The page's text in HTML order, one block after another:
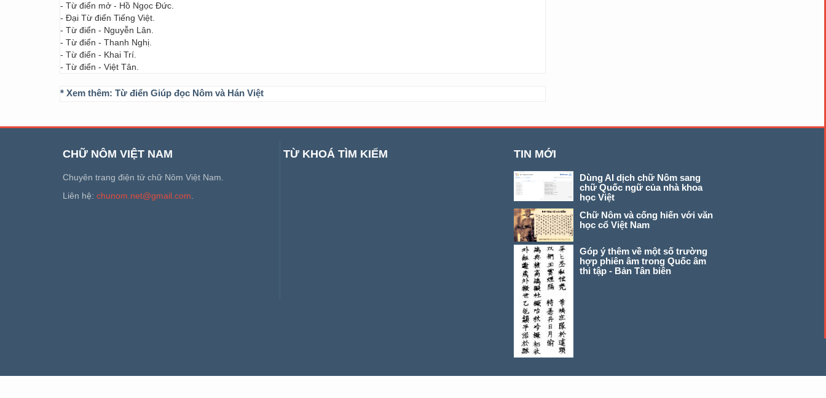
- Từ điển mở - Hồ Ngọc Đức.
- Đại Từ điển Tiếng Việt.
- Từ điển - Nguyễn Lân.
- Từ điển - Thanh Nghị.
- Từ điển - Khai Trí.
- Từ điển - Việt Tân.
* Xem thêm: Từ điển Giúp đọc Nôm và Hán Việt
CHỮ NÔM VIỆT NAM
Chuyên trang điện tử chữ Nôm Việt Nam.
Liên hệ: chunom.net@gmail.com
TỪ KHOÁ TÌM KIẾM TIN MỚI
Dùng AI dịch chữ Nôm sang
chữ Quốc ngữ của nhà khoa
học Việt
Chữ Nôm và cống hiến với văn
học cổ Việt Nam
Góp ý thêm về một số trường
hợp phiên âm trong Quốc âm
thi tập - Bản Tân biên